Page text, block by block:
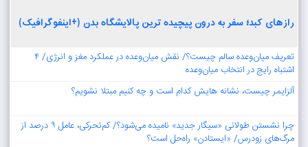
رازهای کبد؛ سفر به درون پیچیده ترین پالایشگاه بدن (+اینفوگرافیک)
تعریف میان‌وعده سالم چیست؟/ نقش میان‌وعده در عملکرد مغز و انرژی/ ۴
اشتباه رایج در انتخاب میان‌وعده
آلزایمر چیست، نشانه هایش کدام است و چه کنیم مبتلا نشویم؟
چرا نشستن طولانی «سیگار جدید» نامیده می‌شود؟/ کم‌تحرکی، عامل ۹ درصد از
مرگ‌های زودرس/ «ایستادن» راه‌حل‌ است؟